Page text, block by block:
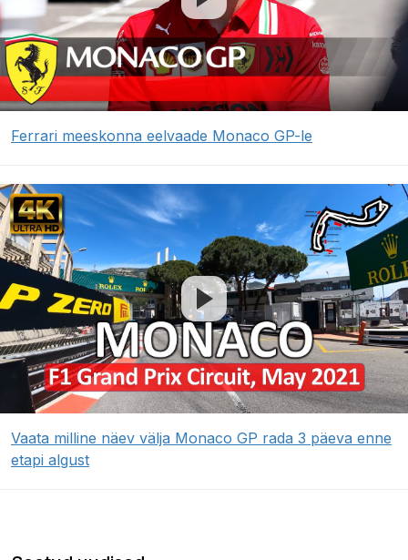
Ferrari meeskonna eelvaade Monaco GP-le
Vaata milline näev välja Monaco GP rada 3 päeva enne
etapi algust